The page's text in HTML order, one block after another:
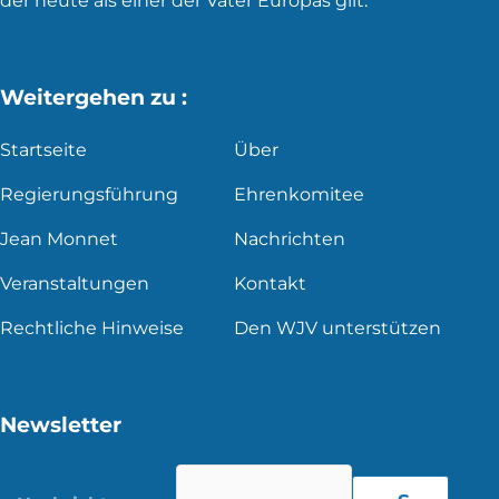
Weitergehen zu :
Startseite Über
Regierungsführung Ehrenkomitee
Jean Monnet Nachrichten
Veranstaltungen Kontakt
Rechtliche Hinweise Den WJV unterstützen
Newsletter